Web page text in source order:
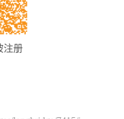
注册